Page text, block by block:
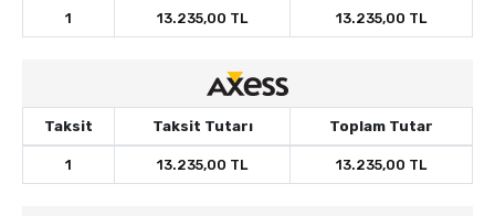
1 13.235,00 TL 13.235,00 TL
Taksit Taksit Tutarı Toplam Tutar
1 13.235,00 TL 13.235,00 TL